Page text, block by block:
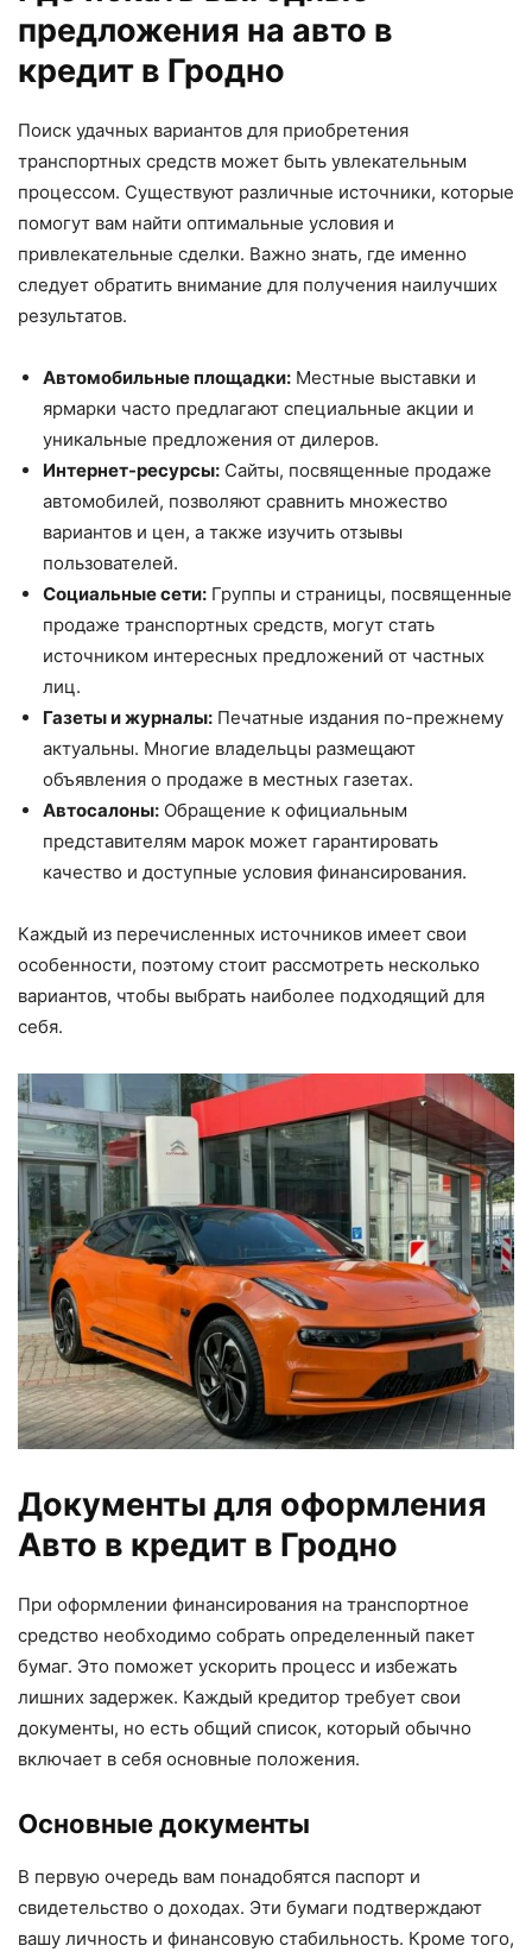
предложения на авто в
кредит в Гродно
Поиск удачных вариантов для приобретения
транспортных средств может быть увлекательным
процессом. Существуют различные источники, которые
помогут вам найти оптимальные условия и
привлекательные сделки. Важно знать, где именно
следует обратить внимание для получения наилучших
результатов.
Автомобильные площадки: Местные выставки и
ярмарки часто предлагают специальные акции и
уникальные предложения от дилеров.
Интернет-ресурсы: Сайты, посвященные продаже
автомобилей, позволяют сравнить множество
вариантов и цен, а также изучить отзывы
пользователей.
Социальные сети: Группы и страницы, посвященные
продаже транспортных средств, могут стать
источником интересных предложений от частных
лиц.
Газеты и журналы: Печатные издания по-прежнему
актуальны. Многие владельцы размещают
объявления о продаже в местных газетах.
Автосалоны: Обращение к официальным
представителям марок может гарантировать
качество и доступные условия финансирования.
Каждый из перечисленных источников имеет свои
особенности, поэтому стоит рассмотреть несколько
вариантов, чтобы выбрать наиболее подходящий для
себя.
Документы для оформления
Авто в кредит в Гродно
При оформлении финансирования на транспортное
средство необходимо собрать определенный пакет
бумаг. Это поможет ускорить процесс и избежать
лишних задержек. Каждый кредитор требует свои
документы, но есть общий список, который обычно
включает в себя основные положения.
Основные документы
В первую очередь вам понадобятся паспорт и
свидетельство о доходах. Эти бумаги подтверждают
вашу личность и финансовую стабильность. Кроме того,